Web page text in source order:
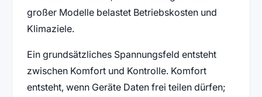
großer Modelle belastet Betriebskosten und
Klimaziele.
Ein grundsätzliches Spannungsfeld entsteht
zwischen Komfort und Kontrolle. Komfort
entsteht, wenn Geräte Daten frei teilen dürfen;